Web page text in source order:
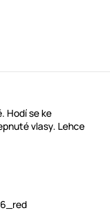
Hodí se ke
vlasy. Lehce